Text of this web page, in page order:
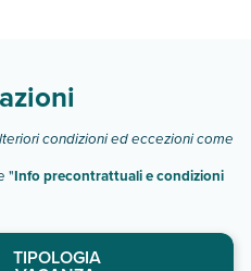
condizioni ed eccezioni come
"Info precontrattuali e condizioni
TIPOLOGIA